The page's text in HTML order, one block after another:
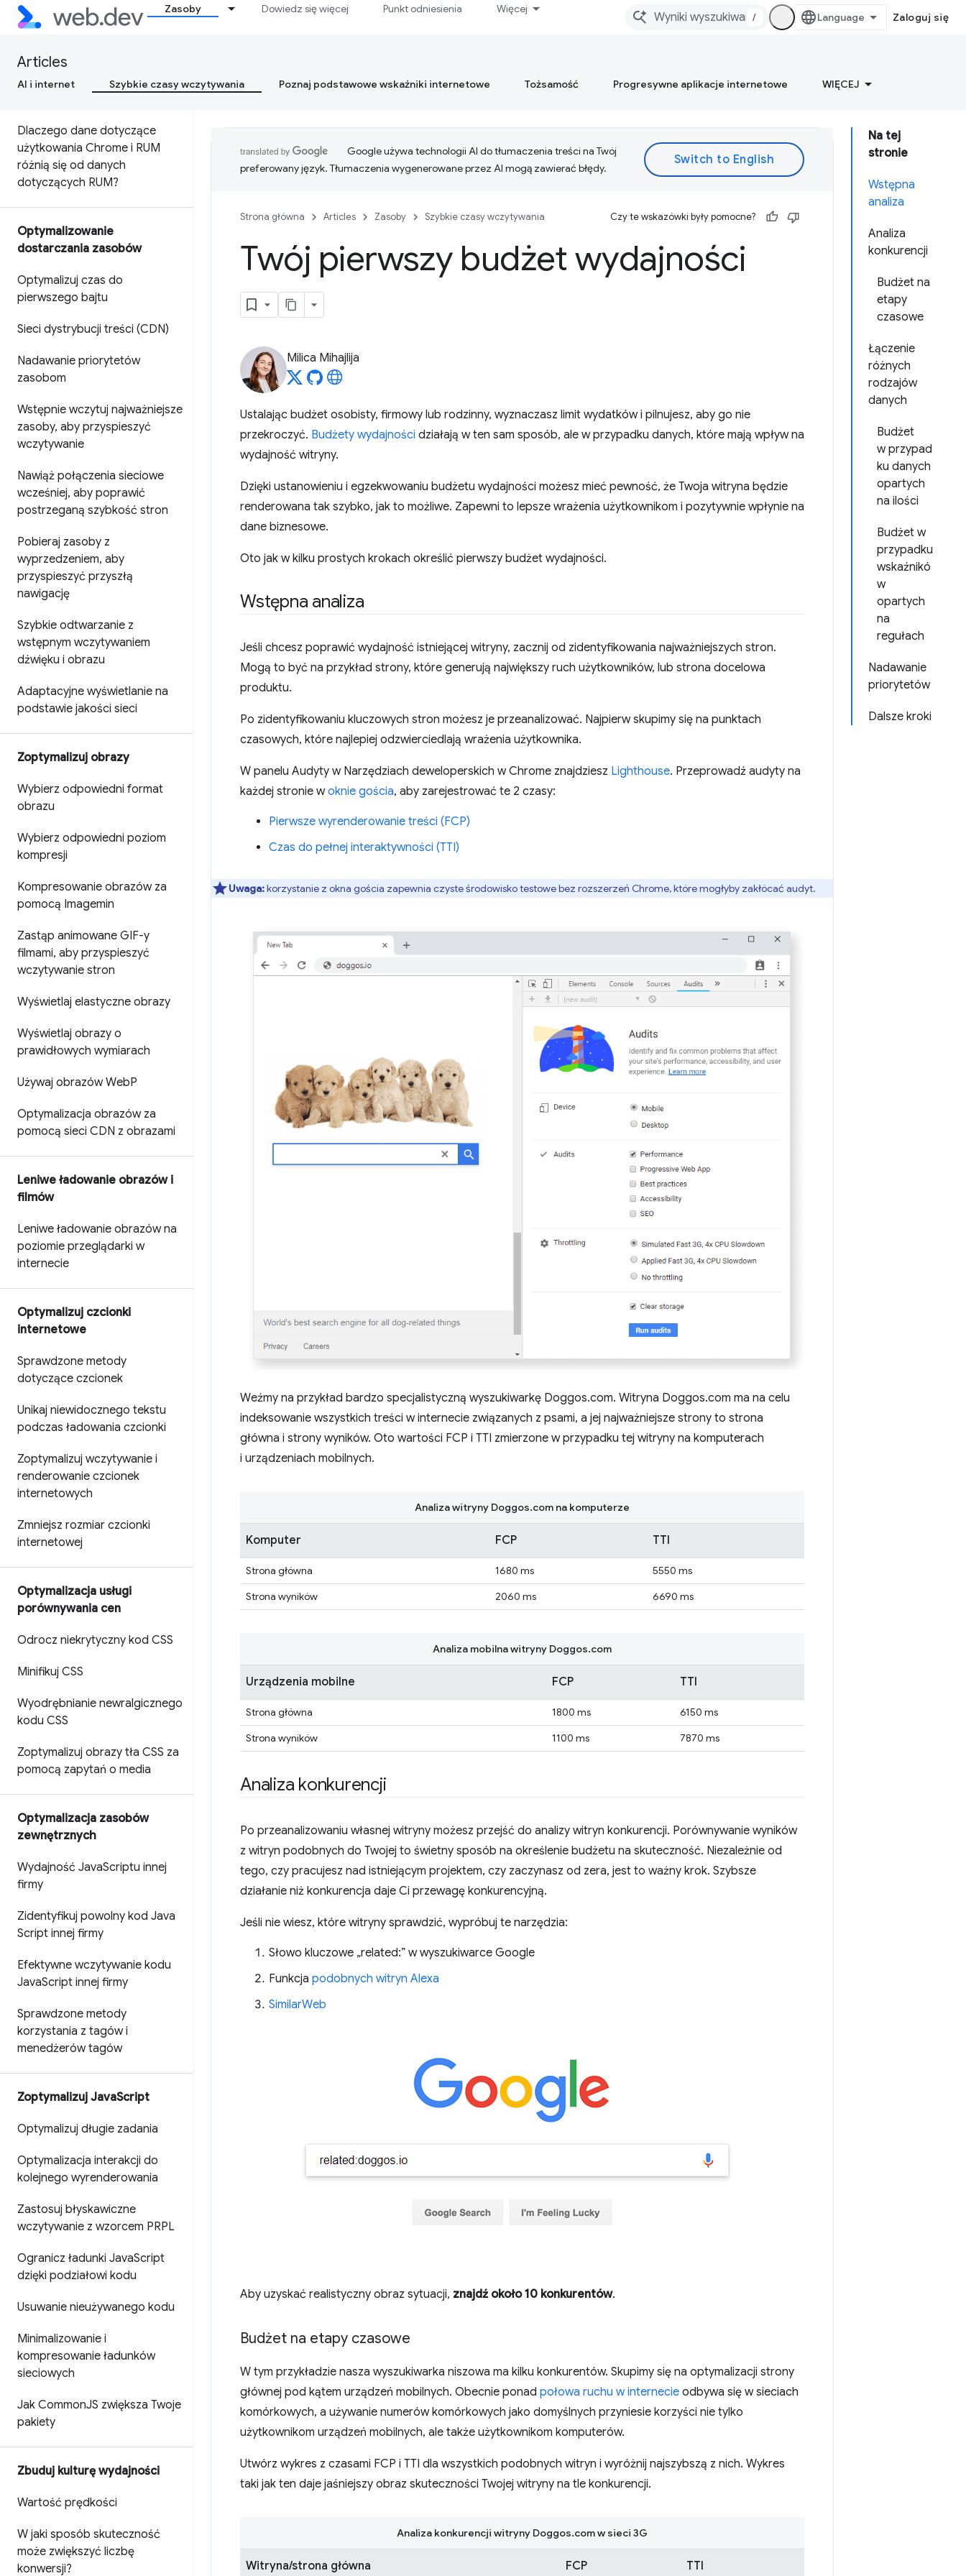
Zasoby Dowiedz się więcej Punkt odniesienia Więcej
/ Zaloguj się
Articles
AI i internet Szybkie czasy wczytywania Poznaj podstawowe wskaźniki internetowe Tożsamość Progresywne aplikacje internetowe WIĘCEJ
terenie
polowe mogą się różnić (oraz
co należy zrobić w związku z
Dlaczego dane dotyczące
użytkowania Chrome i RUM
różnią się od danych
dotyczących RUM?
Optymalizowanie
dostarczania zasobów
Optymalizuj czas do
pierwszego bajtu
Sieci dystrybucji treści (CDN)
Nadawanie priorytetów
zasobom
Wstępnie wczytuj najważniejsze
zasoby, aby przyspieszyć
wczytywanie
Nawiąż połączenia sieciowe
wcześniej, aby poprawić
postrzeganą szybkość stron
Pobieraj zasoby z
wyprzedzeniem, aby
przyspieszyć przyszłą
nawigację
Szybkie odtwarzanie z
wstępnym wczytywaniem
dźwięku i obrazu
Adaptacyjne wyświetlanie na
podstawie jakości sieci
Zoptymalizuj obrazy
Wybierz odpowiedni format
obrazu
Wybierz odpowiedni poziom
kompresji
Kompresowanie obrazów za
pomocą Imagemin
Zastąp animowane GIF-y
filmami, aby przyspieszyć
wczytywanie stron
Wyświetlaj elastyczne obrazy
Wyświetlaj obrazy o
prawidłowych wymiarach
Używaj obrazów WebP
Optymalizacja obrazów za
pomocą sieci CDN z obrazami
Leniwe ładowanie obrazów i
filmów
Leniwe ładowanie obrazów na
poziomie przeglądarki w
internecie
Optymalizuj czcionki
internetowe
Sprawdzone metody
dotyczące czcionek
Unikaj niewidocznego tekstu
podczas ładowania czcionki
Zoptymalizuj wczytywanie i
renderowanie czcionek
internetowych
Zmniejsz rozmiar czcionki
internetowej
Optymalizacja usługi
porównywania cen
Odrocz niekrytyczny kod CSS
Minifikuj CSS
Wyodrębnianie newralgicznego
kodu CSS
Zoptymalizuj obrazy tła CSS za
pomocą zapytań o media
Optymalizacja zasobów
zewnętrznych
Wydajność JavaScriptu innej
firmy
Zidentyfikuj powolny kod Java
Script innej firmy
Efektywne wczytywanie kodu
JavaScript innej firmy
Sprawdzone metody
korzystania z tagów i
menedżerów tagów
Zoptymalizuj JavaScript
Optymalizuj długie zadania
Optymalizacja interakcji do
kolejnego wyrenderowania
Zastosuj błyskawiczne
wczytywanie z wzorcem PRPL
Ogranicz ładunki JavaScript
dzięki podziałowi kodu
Usuwanie nieużywanego kodu
Minimalizowanie i
kompresowanie ładunków
sieciowych
Jak CommonJS zwiększa Twoje
pakiety
Zbuduj kulturę wydajności
Wartość prędkości
W jaki sposób skuteczność
może zwiększyć liczbę
konwersji?
Na tej
stronie
Wstępna
analiza
Analiza
konkurencji
Budżet na
etapy
czasowe
Łączenie
różnych
rodzajów
danych
Budżet
w przypad
ku danych
opartych
na ilości
Budżet w
przypadku
wskaźnikó
w
opartych
na
regułach
Nadawanie
priorytetów
Dalsze kroki
Google używa technologii AI do tłumaczenia treści na Twój
preferowany język. Tłumaczenia wygenerowane przez AI mogą zawierać błędy.
Strona główna Articles Zasoby Szybkie czasy wczytywania Czy te wskazówki były pomocne?
Twój pierwszy budżet wydajności
Milica Mihajlija
Ustalając budżet osobisty, firmowy lub rodzinny, wyznaczasz limit wydatków i pilnujesz, aby go nie
przekroczyć. Budżety wydajności działają w ten sam sposób, ale w przypadku danych, które mają wpływ na
wydajność witryny.
Dzięki ustanowieniu i egzekwowaniu budżetu wydajności możesz mieć pewność, że Twoja witryna będzie
renderowana tak szybko, jak to możliwe. Zapewni to lepsze wrażenia użytkownikom i pozytywnie wpłynie na
dane biznesowe.
Oto jak w kilku prostych krokach określić pierwszy budżet wydajności.
Wstępna analiza
Jeśli chcesz poprawić wydajność istniejącej witryny, zacznij od zidentyfikowania najważniejszych stron.
Mogą to być na przykład strony, które generują największy ruch użytkowników, lub strona docelowa
produktu.
Po zidentyfikowaniu kluczowych stron możesz je przeanalizować. Najpierw skupimy się na punktach
czasowych, które najlepiej odzwierciedlają wrażenia użytkownika.
W panelu Audyty w Narzędziach deweloperskich w Chrome znajdziesz Lighthouse. Przeprowadź audyty na
każdej stronie woknie gościa, aby zarejestrować te 2 czasy:
Pierwsze wyrenderowanie treści (FCP)
Czas do pełnej interaktywności (TTI)
Uwaga:korzystanie z okna gościa zapewnia czyste środowisko testowe bez rozszerzeń Chrome, które mogłyby zakłócać audyt.
Weźmy na przykład bardzo specjalistyczną wyszukiwarkę Doggos.com. Witryna Doggos.com ma na celu
indeksowanie wszystkich treści w internecie związanych z psami, a jej najważniejsze strony to strona
główna i strony wyników. Oto wartości FCP i TTI zmierzone w przypadku tej witryny na komputerach
i urządzeniach mobilnych.
Komputer FCP TTI
Strona główna 1680 ms
5550 ms
Strona wyników
2060 ms 6690 ms
Analiza witryny Doggos.com na komputerze
Urządzenia mobilne FCP TTI
Strona główna 1800 ms
6150 ms
Strona wyników
1100 ms 7870 ms
Analiza mobilna witryny Doggos.com
Analiza konkurencji
Po przeanalizowaniu własnej witryny możesz przejść do analizy witryn konkurencji. Porównywanie wyników
z witryn podobnych do Twojej to świetny sposób na określenie budżetu na skuteczność. Niezależnie od
tego, czy pracujesz nad istniejącym projektem, czy zaczynasz od zera, jest to ważny krok. Szybsze
działanie niż konkurencja daje Ci przewagę konkurencyjną.
Jeśli nie wiesz, które witryny sprawdzić, wypróbuj te narzędzia:
Słowo kluczowe „related:” w wyszukiwarce Google
Funkcja podobnych witryn Alexa
SimilarWeb
Aby uzyskać realistyczny obraz sytuacji, znajdź około 10 konkurentów.
Budżet na etapy czasowe
W tym przykładzie nasza wyszukiwarka niszowa ma kilku konkurentów. Skupimy się na optymalizacji strony
głównej pod kątem urządzeń mobilnych. Obecnie ponad połowa ruchu w internecie odbywa się w sieciach
komórkowych, a używanie numerów komórkowych jako domyślnych przyniesie korzyści nie tylko
użytkownikom urządzeń mobilnych, ale także użytkownikom komputerów.
Utwórz wykres z czasami FCP i TTI dla wszystkich podobnych witryn i wyróżnij najszybszą z nich. Wykres
taki jak ten daje jaśniejszy obraz skuteczności Twojej witryny na tle konkurencji.
Witryna/strona główna FCP TTI
Analiza konkurencji witryny Doggos.com w sieci 3G